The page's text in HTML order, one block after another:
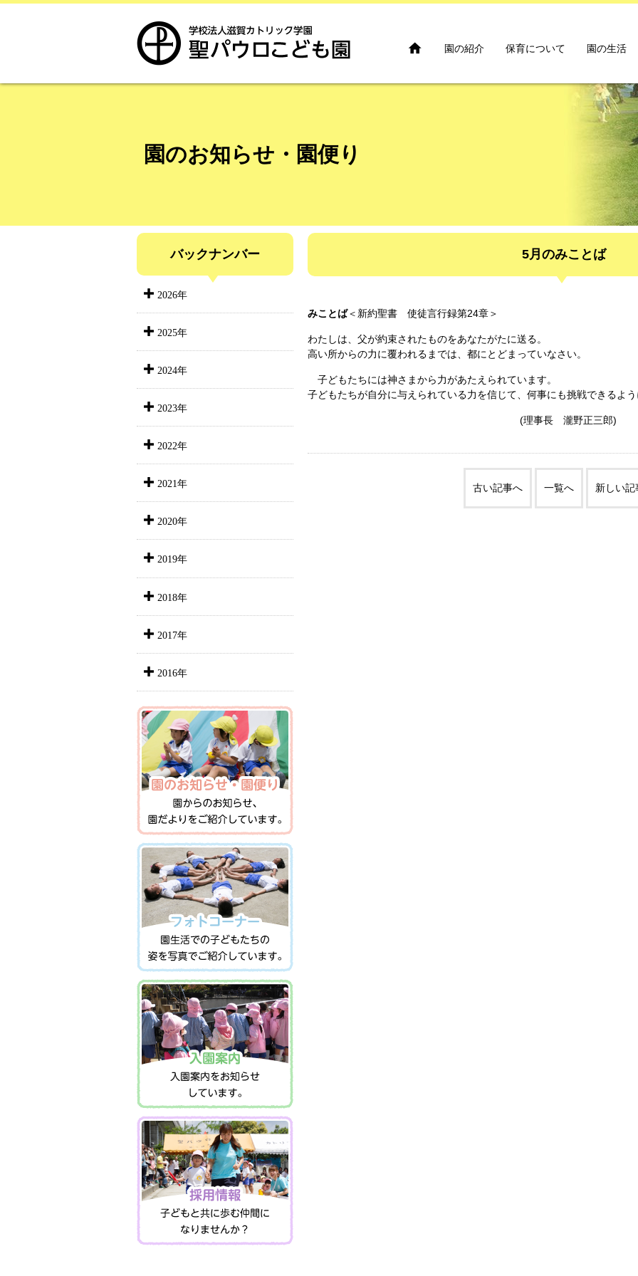
 園の紹介 保育について 園の生活
園のお知らせ・園便り
5月のみことば
みことば＜新約聖書 使徒言行録第24章＞
わたしは、父が約束されたものをあなたがたに送る。
高い所からの力に覆われるまでは、都にとどまっていなさい。
子どもたちには神さまから力があたえられています。
子どもたちが自分に与えられている力を信じて、何事にも挑戦できるよう
(理事長 瀧野正三郎)
古い記事へ 一覧へ 新しい記
バックナンバー
2026年
2025年
2024年
2023年
2022年
2021年
2020年
2019年
2018年
2017年
2016年